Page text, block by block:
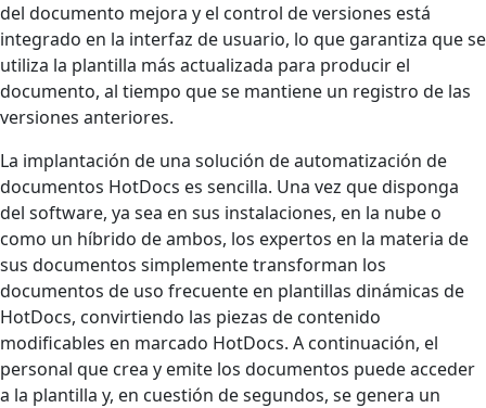
del documento mejora y el control de versiones está
integrado en la interfaz de usuario, lo que garantiza que se
utiliza la plantilla más actualizada para producir el
documento, al tiempo que se mantiene un registro de las
versiones anteriores.
La implantación de una solución de automatización de
documentos HotDocs es sencilla. Una vez que disponga
del software, ya sea en sus instalaciones, en la nube o
como un híbrido de ambos, los expertos en la materia de
sus documentos simplemente transforman los
documentos de uso frecuente en plantillas dinámicas de
HotDocs, convirtiendo las piezas de contenido
modificables en marcado HotDocs. A continuación, el
personal que crea y emite los documentos puede acceder
a la plantilla y, en cuestión de segundos, se genera un